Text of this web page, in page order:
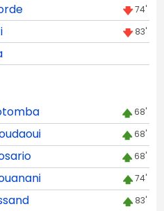
74'
83'
68'
68'
68'
74'
83'